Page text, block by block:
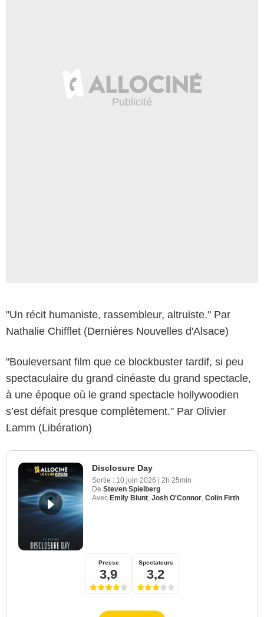
"Un récit humaniste, rassembleur, altruiste." Par
Nathalie Chifflet (Dernières Nouvelles d'Alsace)
"Bouleversant film que ce blockbuster tardif, si peu
spectaculaire du grand cinéaste du grand spectacle,
à une époque où le grand spectacle hollywoodien
s’est défait presque complètement." Par Olivier
Lamm (Libération)
Disclosure Day
Sortie : 10 juin 2026 | 2h 25min
De Steven Spielberg
Avec Emily Blunt Josh O'Connor Colin Firth
Presse
3,9
Spectateurs
3,2